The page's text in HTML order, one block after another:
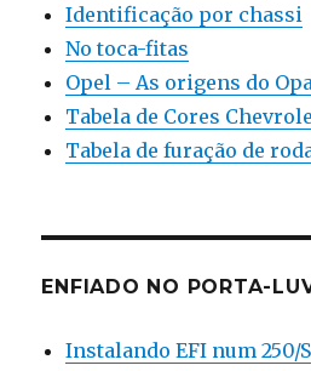
Identificação por chassi
No toca-fitas
Opel – As origens do
Tabela de Cores
Tabela de furação de
ENFIADO NO PORTA-
Instalando EFI num 250/S